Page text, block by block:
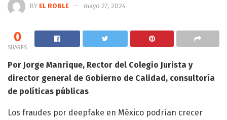
BY EL ROBLE mayo 27, 2024
0
SHARES
Por Jorge Manrique, Rector del Colegio Jurista y
director general de Gobierno de Calidad, consultoría
de políticas públicas
Los fraudes por deepfake en México podrían crecer